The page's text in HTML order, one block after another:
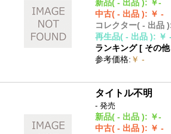
新品( - 出品 ): ￥-
中古( - 出品 ): ￥ -
コレクター( - 出品 )
再生品( - 出品 ): ￥ -
ランキング [ その他
参考価格: ￥ -
タイトル不明
- 発売
新品( - 出品 ): ￥-
中古( - 出品 ): ￥ -